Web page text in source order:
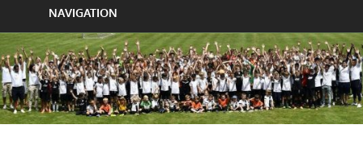
NAVIGATION